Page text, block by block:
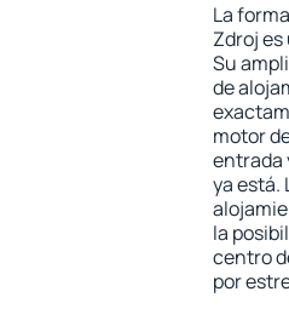
La
Zdroj
Su
de
motor
entrada
ya está.
la
centro
por